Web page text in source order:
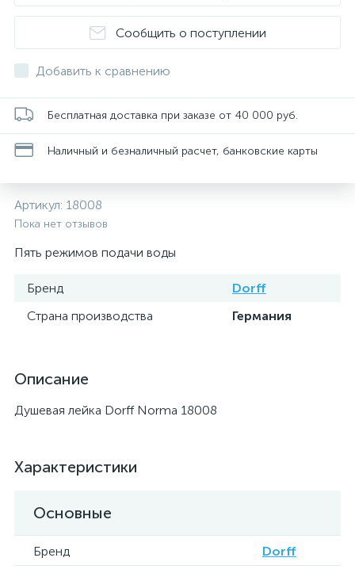
Сообщить о поступлении
Добавить к сравнению
Бесплатная доставка при заказе от 40 000 руб.
Наличный и безналичный расчет, банковские карты
Артикул: 18008
Пока нет отзывов
Пять режимов подачи воды
Бренд
Dorff
Страна производства
Германия
Описание
Душевая лейка Dorff Norma 18008
Характеристики
Основные
Бренд
Dorff